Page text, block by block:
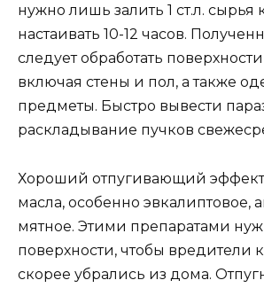
нужно лишь залить 1 ст.л. сырья
настаивать 10-12 часов.
следует обработать
включая стены и пол, а также
предметы. Быстро вывести
раскладывание пучков
Хороший отпугивающий
масла, особенно эвкалиптовое,
мятное. Этими препаратами
поверхности, чтобы вредители
скорее убрались из дома.